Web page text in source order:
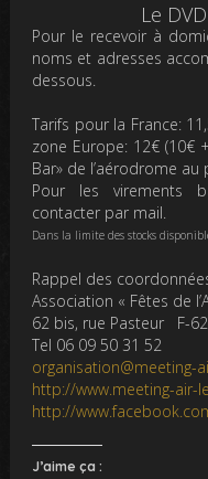
Le
Pour le recevoir à
noms et adresses
dessous.
Tarifs pour la France:
zone Europe: 12€ (10€
Bar» de l’aérodrome au
Pour les virements
contacter par mail.
Dans la limite des stocks
Rappel des
Association « Fêtes de
62 bis, rue Pasteur F-
Tel 06 09 50 31 52
organisation@meeting-
http://www.meeting-air-
http://
J’aime ça :